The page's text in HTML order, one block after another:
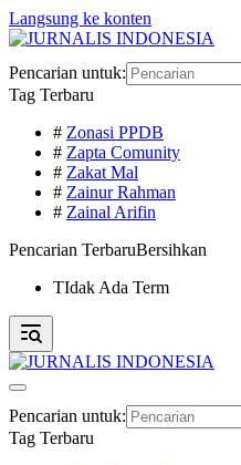
Langsung ke konten
Pencarian untuk:
Tag Terbaru
# Zonasi PPDB
# Zapta Comunity
# Zakat Mal
# Zainur Rahman
# Zainal Arifin
Pencarian TerbaruBersihkan
TIdak Ada Term
Pencarian untuk:
Tag Terbaru